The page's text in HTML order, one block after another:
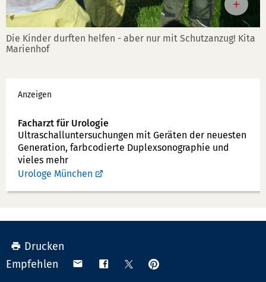
Die Kinder durften helfen - aber nur mit Schutzanzug! Kita
Marienhof
Werbung
Anzeigen
Facharzt für Urologie
Ultraschallunter­suchungen mit Geräten der neuesten
Generation, farbcodierte Duplex­sonographie und
vieles mehr
Urologe München
Drucken
Empfehlen
Teilen Teilen TeilenAnpinnen